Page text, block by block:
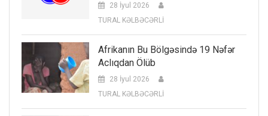
28 İyul 2026
TURAL KƏLBƏCƏRLİ
Afrikanın Bu Bölgəsində 19 Nəfər
Aclıqdan Ölüb
28 İyul 2026
TURAL KƏLBƏCƏRLİ